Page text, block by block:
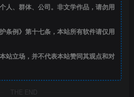
人、群体、公司。非文学作品，请勿用
条例》第十七条，本站所有软件请仅用
站立场，并不代表本站赞同其观点和对
THE END